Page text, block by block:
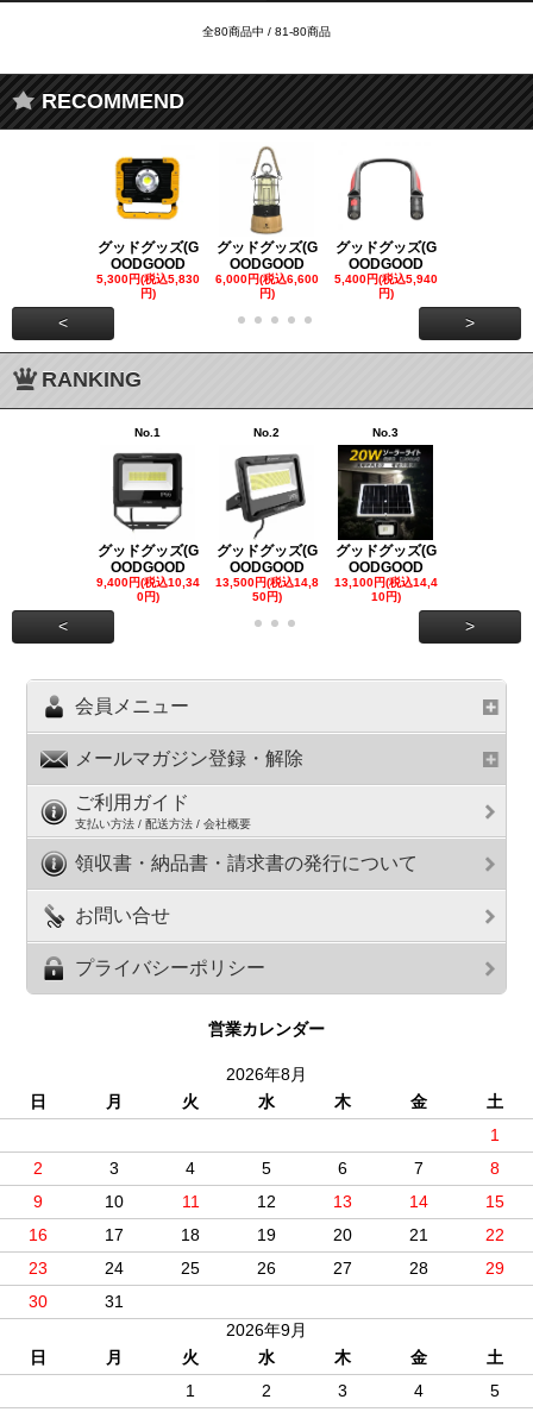
全80商品中 / 81-80商品
RECOMMEND
グッドグッズ(G
OODGOOD
5,300円(税込5,830
円)
グッドグッズ(G
OODGOOD
6,000円(税込6,600
円)
グッドグッズ(G
OODGOOD
5,400円(税込5,940
円)
< >
RANKING
No.1
グッドグッズ(G
OODGOOD
9,400円(税込10,34
0円)
No.2
グッドグッズ(G
OODGOOD
13,500円(税込14,8
50円)
No.3
グッドグッズ(G
OODGOOD
13,100円(税込14,4
10円)
< >
会員メニュー
メールマガジン登録・解除
ご利用ガイド
支払い方法 / 配送方法 / 会社概要
領収書・納品書・請求書の発行について
お問い合せ
プライバシーポリシー
営業カレンダー
2026年8月
日
月 火 水 木 金
土
1
2
3 4 5 6 7
8
9
10 11 12 13 14
15
16
17 18 19 20 21
22
23
24 25 26 27 28
29
30
31
2026年9月
日
月 火 水 木 金
土
1
2 3 4 5